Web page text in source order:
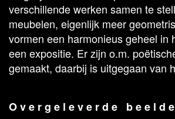
verschillende werken samen te
meubelen, eigenlijk meer
vormen een harmonieus geheel in
een expositie. Er zijn o.m.
gemaakt, daarbij is uitgegaan van
O v e r g e l e v e r d e b e e l d